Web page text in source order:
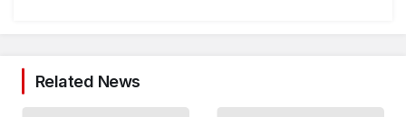
Related News